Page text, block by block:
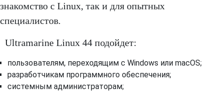
знакомство с Linux, так и для опытных
специалистов.
Ultramarine Linux 44 подойдет:
пользователям, переходящим с Windows или macOS;
разработчикам программного обеспечения;
системным администраторам;